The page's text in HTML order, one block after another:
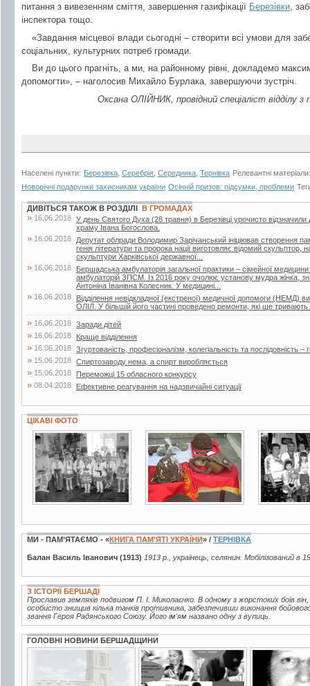
питання з вивезенням сміття, завершення газифікації Березівки,
інспектора тощо.
«Завдання місцевої влади сьогодні – створити всі умови для
соціальних, культурних потреб громади.
Ви до цього прагніть, а ми, на районному рівні, докладемо
допомогти», – наголосив Михайло Бурлака, завершуючи зустріч.
Оксана ОЛІЙНИК, провідний спеціаліст відділу з
Населені пункти: Березівка Серебрія Серединка Тернівка Релевантні
Новорічні подарунки захисникам україни Осінній призов: підсумки, проблеми
ДИВІТЬСЯ ТАКОЖ В РОЗДІЛІ В ГРОМАДАХ
» 16.06.2018 У день Святого Духа (28 травня) в Березівці урочисто відзначили
храму Івана Богослова.
» 16.06.2018
Депутат облради Володимир Зарічанський ініціював створення
генія літератури та пророка нації виготовляє відомий
скульптури Харківської державної...
» 16.06.2018
Бершадська амбулаторія загальної практики – сімейної
амбулаторій ЗПСМ. Із 2016 року очолює установу мудра жінка,
Антоніна Іванівна Колесник. У медицині...
» 16.06.2018
Відділення невідкладної (екстреної) медичної допомоги (НЕМД)
ОЛІЛ. У більшій його частині проведено ремонти, які ще тривають.
» 16.06.2018 Заради дітей
» 16.06.2018 Краще відділення
» 16.06.2018 Згуртованість, професіоналізм, колегіальність та послідовність –
» 15.06.2018 Спиртозаводу нема, а спирт виробляється
» 15.06.2018 Переможці 15 обласного конкурсу
» 08.04.2018 Ефективне реагування на надзвичайні ситуації
ЦІКАВІ ФОТО
2 фото 8 фото 3 фото
МИ - ПАМ’ЯТАЄМО - «КНИГА ПАМ’ЯТІ УКРАЇНИ» / ТЕРНІВКА
Балан Василь Іванович (1913) 1913 р., українець, селянин. Мобілізований в
З ІСТОРІЇ БЕРШАДІ
Прославив земляків подвигом П. І. Миколаєнко. В одному з жорстоких боїв
особисто знищив кілька танків противника, забезпечивши виконання
звання Героя Радянського Союзу. Його ім'ям названо одну з вулиць.
ГОЛОВНІ НОВИНИ БЕРШАДЩИНИ